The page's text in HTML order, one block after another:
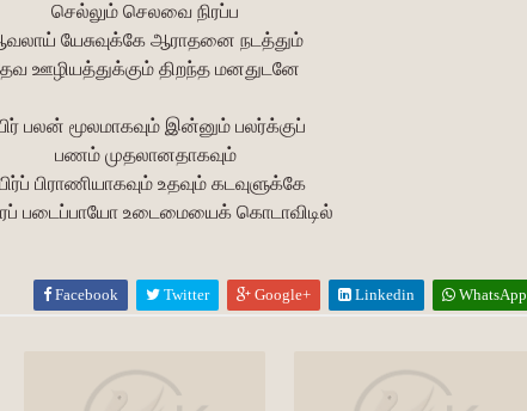
செல்லும் செலவை நிரப்ப
யேசுவுக்கே ஆராதனை நடத்தும்
ஊழியத்துக்கும் திறந்த மனதுடனே
பலன் மூலமாகவும் இன்னும் பலர்க்குப்
பணம் முதலானதாகவும்
பிராணியாகவும் உதவும் கடவுளுக்கே
படைப்பாயோ உடைமையைக் கொடாவிடில்
Facebook Twitter Google+ Linkedin WhatsApp